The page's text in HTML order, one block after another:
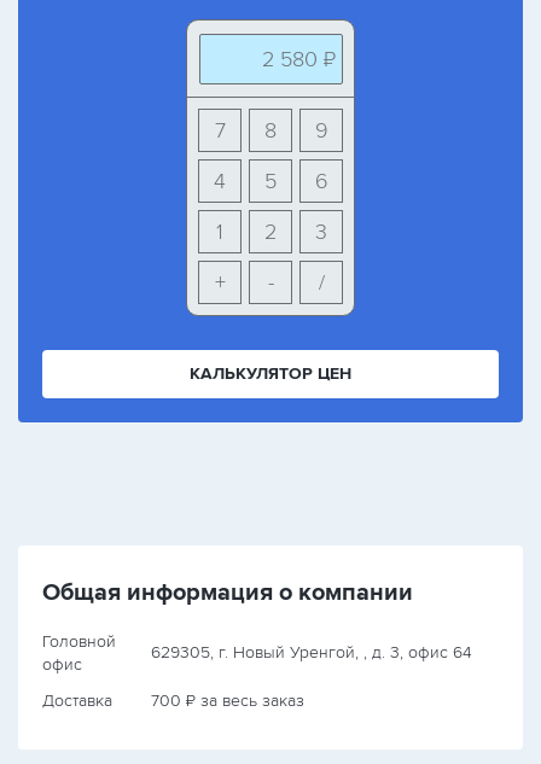
2 580 ₽
9
8
7
6
5
4
3
2
1
+
- /
КАЛЬКУЛЯТОР ЦЕН
Общая информация о компании
Головной
офис
629305, г. Новый Уренгой, , д. 3, офис 64
Доставка 700 ₽ за весь заказ